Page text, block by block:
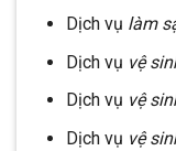
Dịch vụ làm
Dịch vụ vệ
Dịch vụ vệ
Dịch vụ vệ